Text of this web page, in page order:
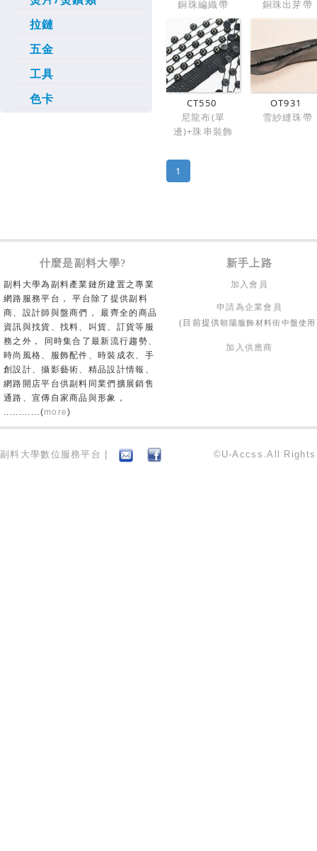
拉鏈
五金
工具
色卡
銅珠編織帶
銅珠出芽帶
CT550
尼龍布(單
邊)+珠串裝飾
OT931
雪紗縫珠帶
1
什麼是副料大學? 新手上路
副料大學為副料產業鏈所建置之專業
網路服務平台， 平台除了提供副料
商、設計師與盤商們， 最齊全的商品
資訊與找貨、找料、叫貨、訂貨等服
務之外， 同時集合了最新流行趨勢、
時尚風格、服飾配件、時裝成衣、手
創設計、攝影藝術、精品設計情報、
網路開店平台供副料同業們擴展銷售
通路、宣傳自家商品與形象，
............(more)
加入會員
申請為企業會員
(目前提供朝陽服飾材料街中盤使用
加入供應商
副料大學數位服務平台 | ©U-Accss.All Rights